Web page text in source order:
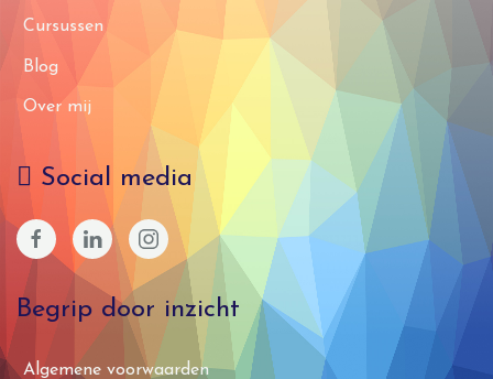
Cursussen
Blog
Over mij
Social media
Begrip door inzicht
Algemene voorwaarden